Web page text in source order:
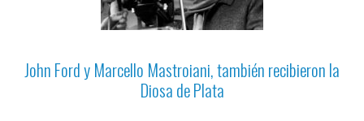
John Ford y Marcello Mastroiani, también recibieron la
Diosa de Plata